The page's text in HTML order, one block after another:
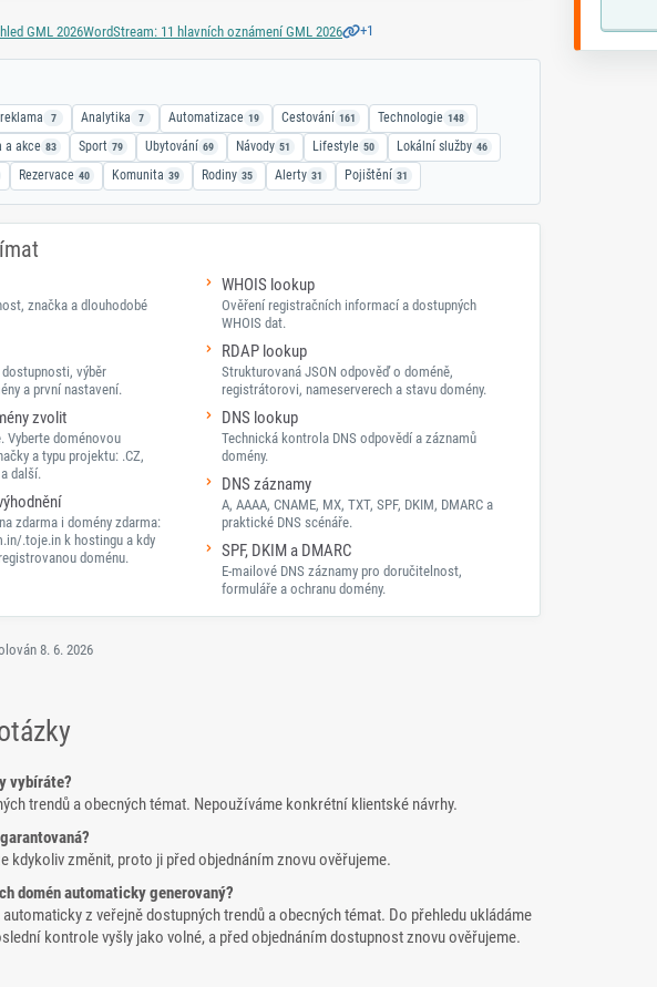
GML 2026WordStream: 11 hlavních oznámení GML 2026 +1
7 Analytika 7 Automatizace 19 Cestování 161 Technologie 148
a akce 83 Sport 79 Ubytování 69 Návody 51 Lifestyle 50 Lokální služby 46
Rezervace 40 Komunita 39 Rodiny 35 Alerty 31 Pojištění 31
značka a dlouhodobé
dostupnosti, výběr
a první nastavení.
zvolit
Vyberte doménovou
a typu projektu: .CZ,
a další.
zdarma i domény zdarma:
.toje.in k hostingu a kdy
doménu.
WHOIS lookup
Ověření registračních informací a dostupných
WHOIS dat.
RDAP lookup
Strukturovaná JSON odpověď o doméně,
registrátorovi, nameserverech a stavu domény.
DNS lookup
Technická kontrola DNS odpovědí a záznamů
domény.
DNS záznamy
A, AAAA, CNAME, MX, TXT, SPF, DKIM, DMARC a
praktické DNS scénáře.
SPF, DKIM a DMARC
E-mailové DNS záznamy pro doručitelnost,
formuláře a ochranu domény.
8. 6. 2026
vybíráte?
trendů a obecných témat. Nepoužíváme konkrétní klientské návrhy.
kdykoliv změnit, proto ji před objednáním znovu ověřujeme.
domén automaticky generovaný?
z veřejně dostupných trendů a obecných témat. Do přehledu ukládáme
kontrole vyšly jako volné, a před objednáním dostupnost znovu ověřujeme.